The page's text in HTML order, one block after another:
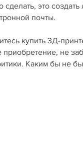
сделать, это
почты.
купить 3Д-
приобретение, не
Каким бы не